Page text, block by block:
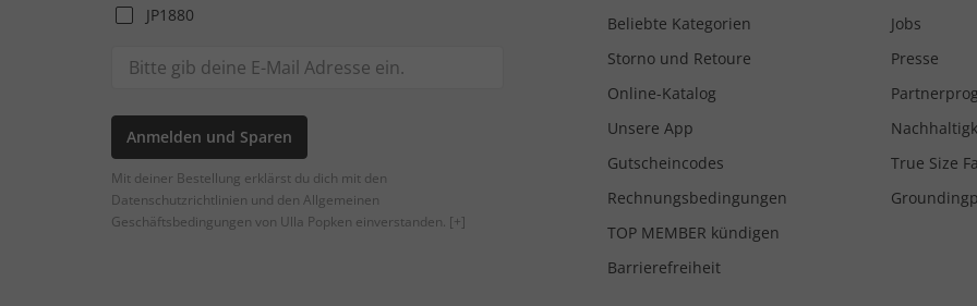
JP1880
Anmelden und Sparen
Mit deiner Bestellung erklärst du dich mit den
Datenschutzrichtlinien und den Allgemeinen
Geschäftsbedingungen von Ulla Popken einverstanden. [+]
Beliebte Kategorien
Storno und Retoure
Online-Katalog
Unsere App
Gutscheincodes
Rechnungsbedingungen
TOP MEMBER kündigen
Barrierefreiheit
Jobs
Presse
True Size